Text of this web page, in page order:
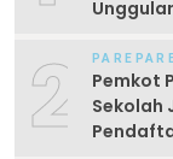
2
Pemkot
Sekolah